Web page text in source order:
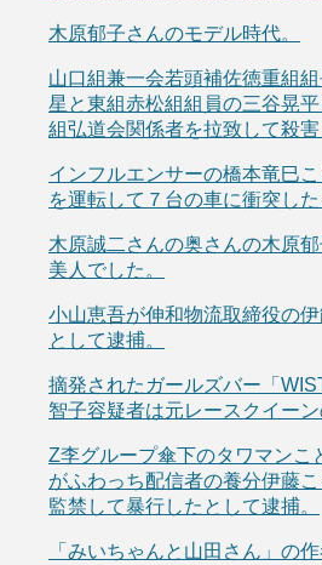
木原郁子さんのモデル時代。
山口組兼一会若頭補佐徳重組
星と東組赤松組組員の三谷晃
組弘道会関係者を拉致して殺害
インフルエンサーの橋本竜巳
を運転して７台の車に衝突した
木原誠二さんの奥さんの木原
美人でした。
小山恵吾が伸和物流取締役の
として逮捕。
摘発されたガールズバー「
智子容疑者は元レースクイーン
Z李グループ傘下のタワマンこ
がふわっち配信者の養分伊藤
監禁して暴行したとして逮捕。
「みいちゃんと山田さん」の